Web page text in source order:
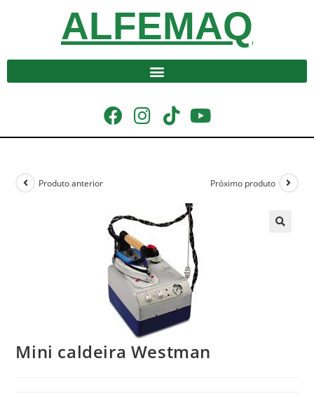
ALFEMAQ
Produto anterior Próximo produto
Mini caldeira Westman